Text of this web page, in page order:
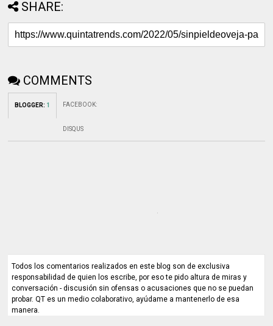
SHARE:
COMMENTS
BLOGGER: 1 FACEBOOK:
DISQUS
Todos los comentarios realizados en este blog son de exclusiva
responsabilidad de quien los escribe, por eso te pido altura de miras y
conversación - discusión sin ofensas o acusaciones que no se puedan
probar. QT es un medio colaborativo, ayúdame a mantenerlo de esa
manera.